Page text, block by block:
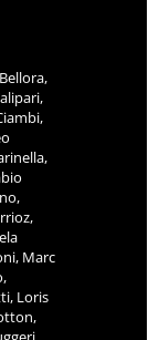
Marc
Loris